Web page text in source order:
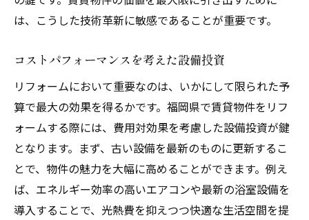
は、こうした技術革新に敏感であることが重要です。
コストパフォーマンスを考えた設備投資
リフォームにおいて重要なのは、いかにして限られた予
算で最大の効果を得るかです。福岡県で賃貸物件をリフ
ォームする際には、費用対効果を考慮した設備投資が鍵
となります。まず、古い設備を最新のものに更新するこ
とで、物件の魅力を大幅に高めることができます。例え
ば、エネルギー効率の高いエアコンや最新の浴室設備を
導入することで、光熱費を抑えつつ快適な生活空間を提